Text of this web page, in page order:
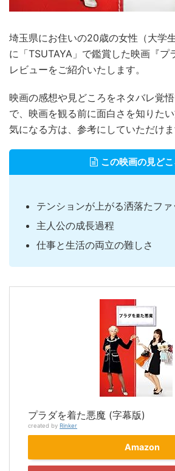
埼玉県にお住いの20歳の女性（大学
に「TSUTAYA」で鑑賞した映画『プ
レビューをご紹介いたします。
映画の感想や見どころをネタバレ覚
で、映画を観る前に面白さを知りた
気になる方は、参考にしていただけま
この映画の見ど
テンションが上がる洒落たフ
主人公の成長過程
仕事と生活の両立の難しさ
プラダを着た悪魔 (字幕版)
created by Rinker
Amazon